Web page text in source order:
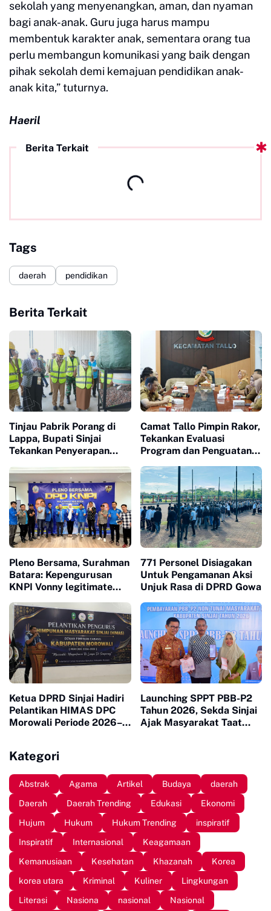
sekolah yang menyenangkan, aman, dan nyaman
bagi anak-anak. Guru juga harus mampu
membentuk karakter anak, sementara orang tua
perlu membangun komunikasi yang baik dengan
pihak sekolah demi kemajuan pendidikan anak-
anak kita,” tuturnya.
Haeril
Berita Terkait
Tags
daerah pendidikan
Berita Terkait
Tinjau Pabrik Porang di
Lappa, Bupati Sinjai
Tekankan Penyerapan
Camat Tallo Pimpin Rakor,
Tekankan Evaluasi
Program dan Penguatan
Pleno Bersama, Surahman
Batara: Kepengurusan
KNPI Vonny legitimate
771 Personel Disiagakan
Untuk Pengamanan Aksi
Unjuk Rasa di DPRD Gowa
Ketua DPRD Sinjai Hadiri
Pelantikan HIMAS DPC
Morowali Periode 2026–
Launching SPPT PBB-P2
Tahun 2026, Sekda Sinjai
Ajak Masyarakat Taat
Kategori
Abstrak Agama Artikel Budaya
daerah
Daerah
Daerah Trending Edukasi
Ekonomi
Hujum
Hukum Hukum Trending
inspiratif
Inspiratif
Internasional
Keagamaan
Kemanusiaan
Kesehatan Khazanah
Korea
korea utara
Kriminal Kuliner
Lingkungan
Literasi
Nasiona nasional
Nasional